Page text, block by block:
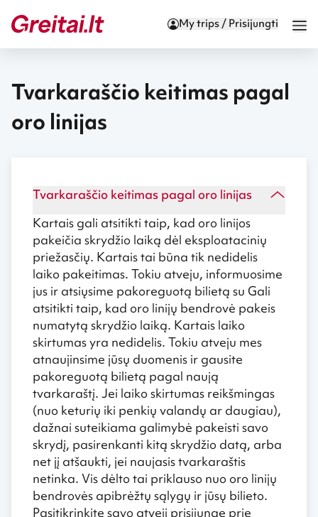
My trips / Prisijungti
Tvarkaraščio keitimas pagal
oro linijas
Tvarkaraščio keitimas pagal oro linijas
Kartais gali atsitikti taip, kad oro linijos
pakeičia skrydžio laiką dėl eksploatacinių
priežasčių. Kartais tai būna tik nedidelis
laiko pakeitimas. Tokiu atveju, informuosime
jus ir atsiųsime pakoreguotą bilietą su Gali
atsitikti taip, kad oro linijų bendrovė pakeis
numatytą skrydžio laiką. Kartais laiko
skirtumas yra nedidelis. Tokiu atveju mes
atnaujinsime jūsų duomenis ir gausite
pakoreguotą bilietą pagal naują
tvarkaraštį. Jei laiko skirtumas reikšmingas
(nuo keturių iki penkių valandų ar daugiau),
dažnai suteikiama galimybė pakeisti savo
skrydį, pasirenkanti kitą skrydžio datą, arba
net jį atšaukti, jei naujasis tvarkaraštis
netinka. Vis dėlto tai priklauso nuo oro linijų
bendrovės apibrėžtų sąlygų ir jūsų bilieto.
Pasitikrinkite savo atvejį prisijungę prie